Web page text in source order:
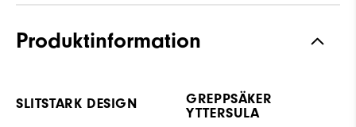
Produktinformation
SLITSTARK DESIGN
GREPPSÄKER
YTTERSULA